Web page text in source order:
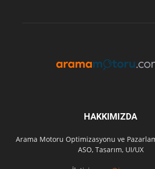
HAKKIMIZDA
Arama Motoru Optimizasyonu ve
ASO, Tasarım, UI/UX